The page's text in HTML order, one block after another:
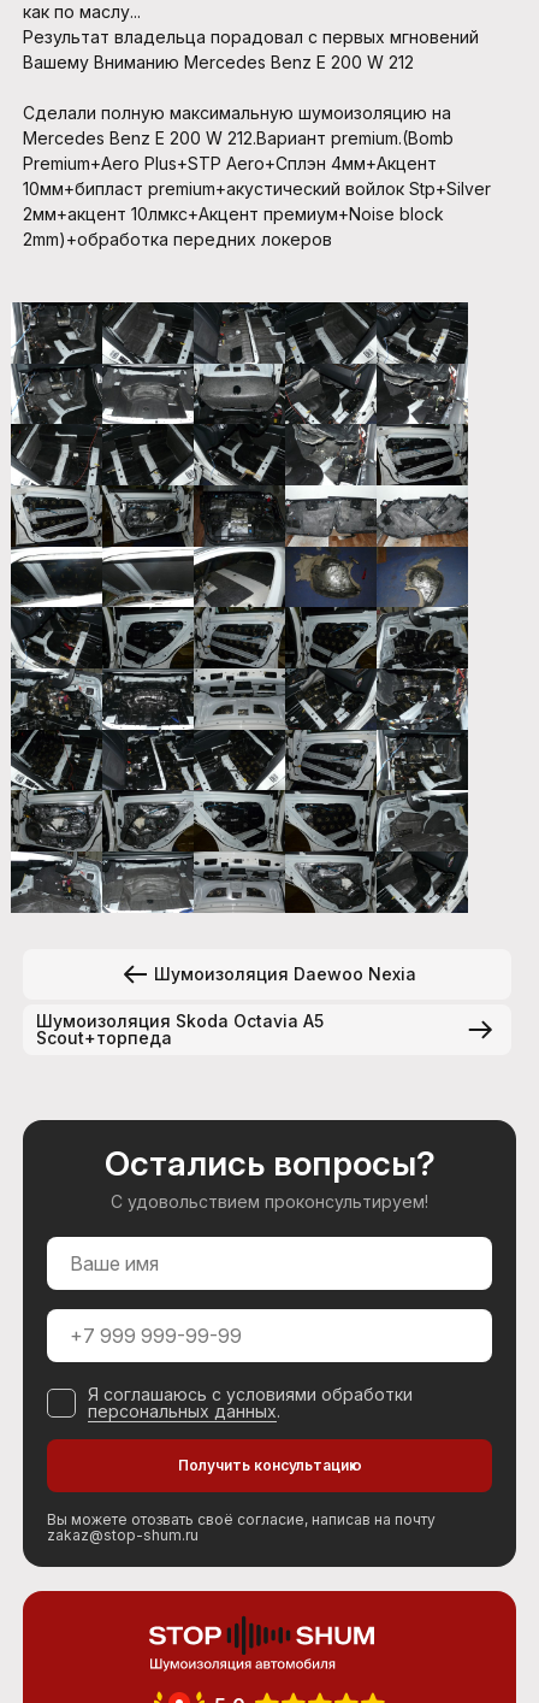
как по маслу...
Результат владельца порадовал с первых мгновений
Вашему Вниманию Mercedes Benz E 200 W 212
Сделали полную максимальную шумоизоляцию на
Mercedes Benz E 200 W 212.Вариант premium.(Bomb
Premium+Aero Plus+STP Aero+Сплэн 4мм+Акцент
10мм+бипласт premium+акустический войлок Stp+Silver
2мм+акцент 10лмкс+Акцент премиум+Noise block
2mm)+обработка передних локеров
Шумоизоляция Daewoo Nexia
Шумоизоляция Skoda Octavia A5
Scout+торпеда
Остались вопросы?
С удовольствием проконсультируем!
Я соглашаюсь с условиями обработки
персональных данных.
Вы можете отозвать своё согласие, написав на почту
zakaz@stop-shum.ru